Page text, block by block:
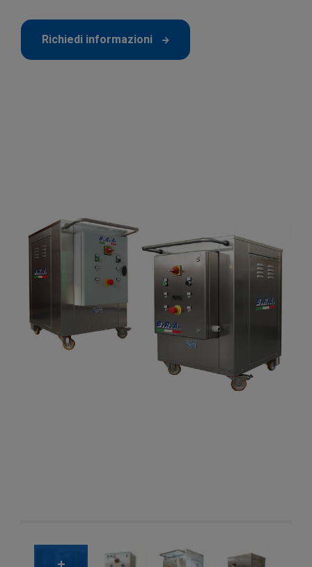
Richiedi informazioni